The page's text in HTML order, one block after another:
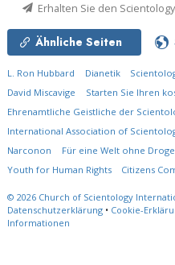
Erhalten Sie den
Ähnliche Seiten
L. Ron Hubbard Dianetik
David Miscavige
Starten Sie Ihren
Ehrenamtliche Geistliche der
International Association of
Narconon
Für eine Welt ohne
Youth for Human Rights
Citizens
© 2026 Church of Scientology
Datenschutzerklärung • Cookie-
Informationen